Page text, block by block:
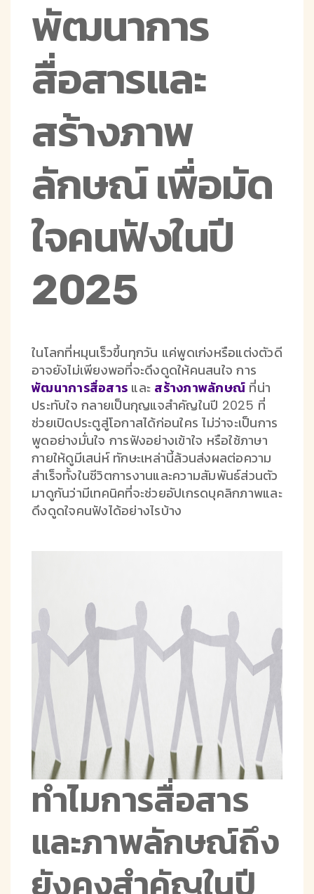
พัฒนาการ
สื่อสารและ
สร้างภาพ
ลักษณ์ เพื่อมัด
ใจคนฟังในปี
2025
ในโลกที่หมุนเร็วขึ้นทุกวัน แค่พูดเก่งหรือแต่งตัวดี
อาจยังไม่เพียงพอที่จะดึงดูดให้คนสนใจ การ
พัฒนาการสื่อสาร และ สร้างภาพลักษณ์ ที่น่า
ประทับใจ กลายเป็นกุญแจสำคัญในปี 2025 ที่
ช่วยเปิดประตูสู่โอกาสได้ก่อนใคร ไม่ว่าจะเป็นการ
พูดอย่างมั่นใจ การฟังอย่างเข้าใจ หรือใช้ภาษา
กายให้ดูมีเสน่ห์ ทักษะเหล่านี้ล้วนส่งผลต่อความ
สำเร็จทั้งในชีวิตการงานและความสัมพันธ์ส่วนตัว
มาดูกันว่ามีเทคนิคที่จะช่วยอัปเกรดบุคลิกภาพและ
ดึงดูดใจคนฟังได้อย่างไรบ้าง
ทำไมการสื่อสาร
และภาพลักษณ์ถึง
ยังคงสำคัญในปี